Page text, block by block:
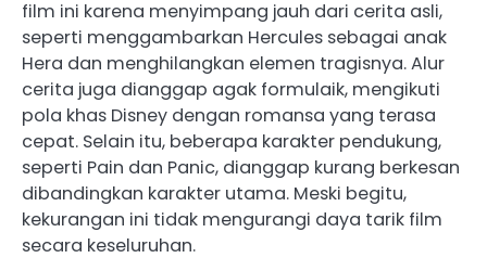
film ini karena menyimpang jauh dari cerita asli,
seperti menggambarkan Hercules sebagai anak
Hera dan menghilangkan elemen tragisnya. Alur
cerita juga dianggap agak formulaik, mengikuti
pola khas Disney dengan romansa yang terasa
cepat. Selain itu, beberapa karakter pendukung,
seperti Pain dan Panic, dianggap kurang berkesan
dibandingkan karakter utama. Meski begitu,
kekurangan ini tidak mengurangi daya tarik film
secara keseluruhan.